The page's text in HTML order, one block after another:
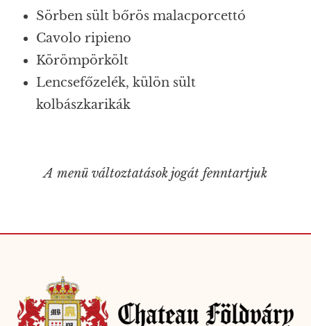
Sörben sült bőrös malacporcettó
Cavolo ripieno
Körömpörkölt
Lencsefőzelék, külön sült
kolbászkarikák
A menü változtatások jogát fenntartjuk